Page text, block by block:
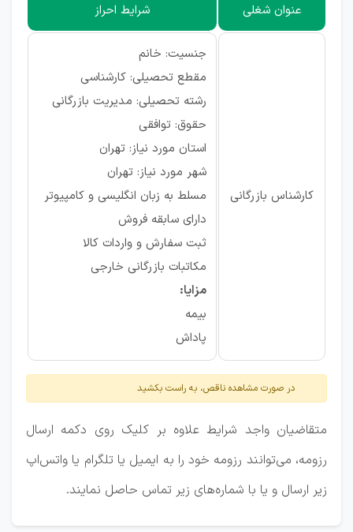
عنوان شغلی شرایط احراز
کارشناس بازرگانی
جنسیت: خانم
مقطع تحصیلی: کارشناسی
رشته تحصیلی: مدیریت بازرگانی
حقوق: توافقی
استان مورد نیاز: تهران
شهر مورد نیاز: تهران
مسلط به زبان انگلیسی و کامپیوتر
دارای سابقه فروش
ثبت سفارش و واردات کالا
مکاتبات بازرگانی خارجی
مزایا:
بیمه
پاداش
در صورت مشاهده ناقص، به راست بکشید
متقاضیان واجد شرایط علاوه بر کلیک روی دکمه ارسال
رزومه، می‌توانند رزومه خود را به ایمیل یا تلگرام یا واتس‌اپ
زیر ارسال و یا با شماره‌های زیر تماس حاصل نمایند.